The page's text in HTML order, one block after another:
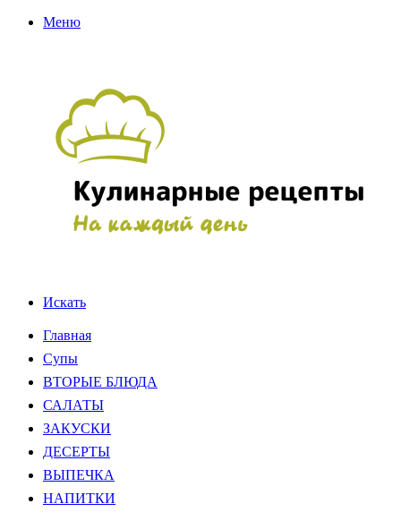
Меню
Искать
Главная
Супы
ВТОРЫЕ БЛЮДА
САЛАТЫ
ЗАКУСКИ
ДЕСЕРТЫ
ВЫПЕЧКА
НАПИТКИ